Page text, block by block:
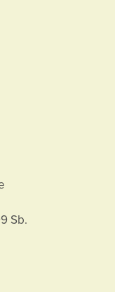
Sb.